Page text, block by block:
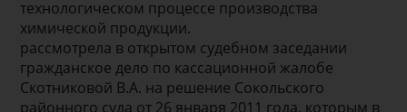
технологическом процессе производства
химической продукции.
рассмотрела в открытом судебном заседании
гражданское дело по кассационной жалобе
Скотниковой В.А. на решение Сокольского
районного суда от 26 января 2011 года, которым в